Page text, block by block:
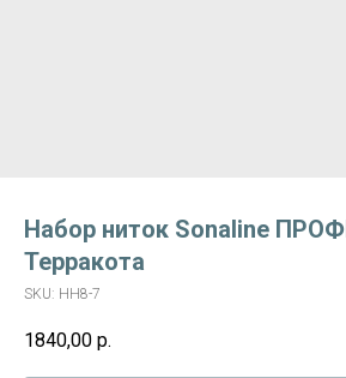
Набор ниток Sonaline
Терракота
SKU: HH8-7
1840,00 р.